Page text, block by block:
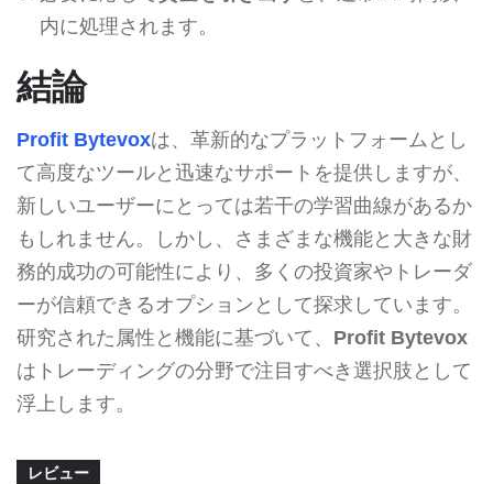
内に処理されます。
結論
Profit Bytevoxは、革新的なプラットフォームとし
て高度なツールと迅速なサポートを提供しますが、
新しいユーザーにとっては若干の学習曲線があるか
もしれません。しかし、さまざまな機能と大きな財
務的成功の可能性により、多くの投資家やトレーダ
ーが信頼できるオプションとして探求しています。
研究された属性と機能に基づいて、 Profit Bytevox
はトレーディングの分野で注目すべき選択肢として
浮上します。
レビュー